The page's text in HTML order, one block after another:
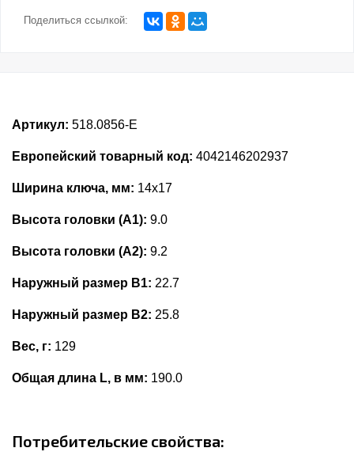
Поделиться ссылкой:
Артикул: 518.0856-E
Европейский товарный код: 4042146202937
Ширина ключа, мм: 14x17
Высота головки (А1): 9.0
Высота головки (А2): 9.2
Наружный размер В1: 22.7
Наружный размер В2: 25.8
Вес, г: 129
Общая длина L, в мм: 190.0
Потребительские свойства: